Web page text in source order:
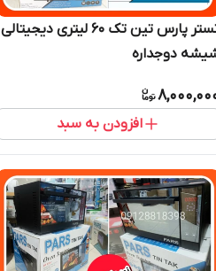
تستر پارس تین تک ۶۰ لیتری دیجیتالی
دوجداره
افزودن به سبد